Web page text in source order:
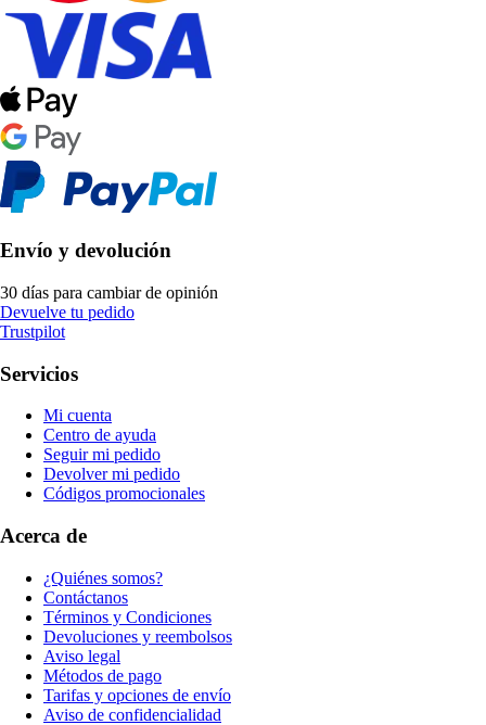
Envío y devolución
30 días para cambiar de opinión
Devuelve tu pedido
Trustpilot
Servicios
Mi cuenta
Centro de ayuda
Seguir mi pedido
Devolver mi pedido
Códigos promocionales
Acerca de
¿Quiénes somos?
Contáctanos
Términos y Condiciones
Devoluciones y reembolsos
Aviso legal
Métodos de pago
Tarifas y opciones de envío
Aviso de confidencialidad